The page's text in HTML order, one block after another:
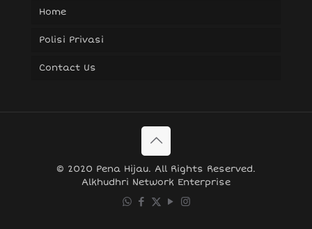
Home
Polisi Privasi
Contact Us
© 2020 Pena Hijau. All Rights Reserved.
Alkhudhri Network Enterprise